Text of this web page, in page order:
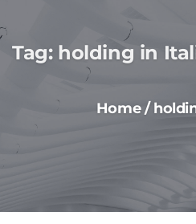
Tag: holding in
Home /